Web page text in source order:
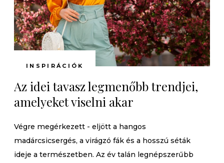
INSPIRÁCIÓK
Az idei tavasz legmenőbb trendjei,
amelyeket viselni akar
Végre megérkezett - eljött a hangos
madárcsicsergés, a virágzó fák és a hosszú séták
ideje a természetben. Az év talán legnépszerűbb